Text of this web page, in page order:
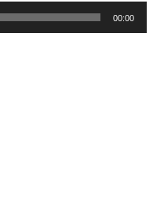
00:00